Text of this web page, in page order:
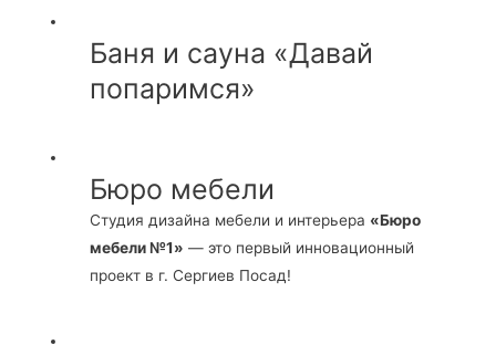
Баня и сауна «Давай
попаримся»
Бюро мебели
Студия дизайна мебели и интерьера «Бюро
мебели №1» — это первый инновационный
проект в г. Сергиев Посад!